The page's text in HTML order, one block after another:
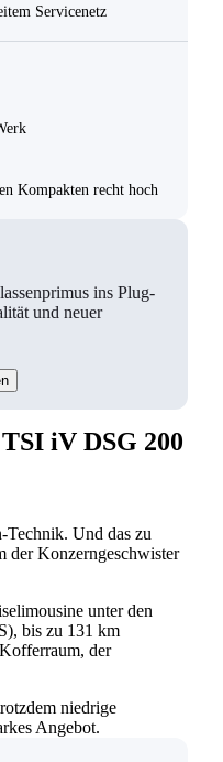
Suchen
Servicenetz
Kompakten recht hoch
ins Plug-
und neuer
iV DSG 200
Technik. Und das zu
der Konzerngeschwister
unter den
bis zu 131 km
der
niedrige
Angebot.